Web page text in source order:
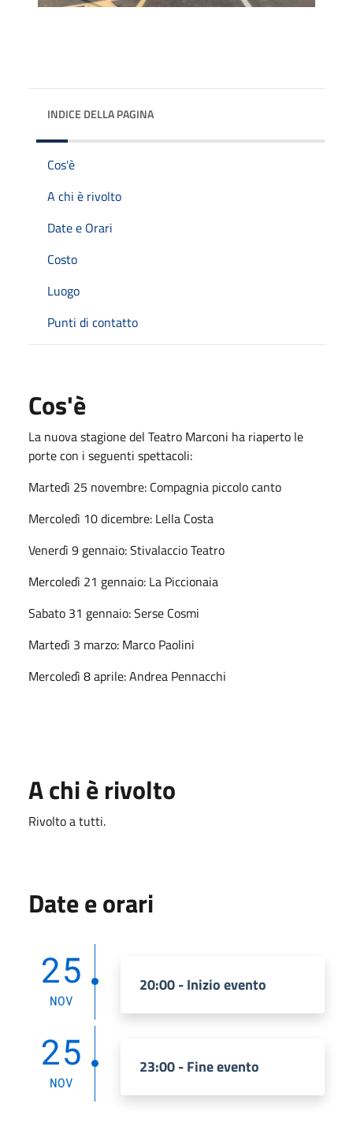
INDICE DELLA PAGINA
Cos'è
A chi è rivolto
Date e Orari
Costo
Luogo
Punti di contatto
Cos'è
La nuova stagione del Teatro Marconi ha riaperto le
porte con i seguenti spettacoli:
Martedì 25 novembre: Compagnia piccolo canto
Mercoledì 10 dicembre: Lella Costa
Venerdì 9 gennaio: Stivalaccio Teatro
Mercoledì 21 gennaio: La Piccionaia
Sabato 31 gennaio: Serse Cosmi
Martedì 3 marzo: Marco Paolini
Mercoledì 8 aprile: Andrea Pennacchi
A chi è rivolto
Rivolto a tutti.
Date e orari
25
NOV
20:00 - Inizio evento
25
NOV
23:00 - Fine evento